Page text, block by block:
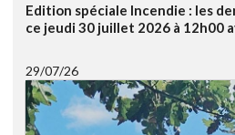
Edition spéciale Incendie : les
ce jeudi 30 juillet 2026 à 12h00
29/07/26